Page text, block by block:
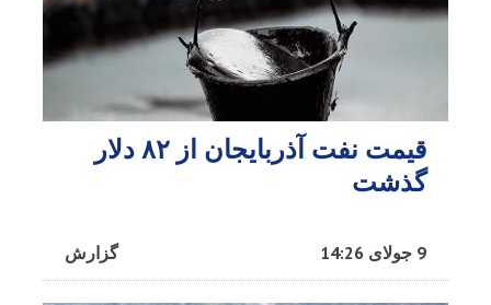
قیمت نفت آذربایجان از ۸۲ دلار
گذشت
گزارش 9 جولای 14:26